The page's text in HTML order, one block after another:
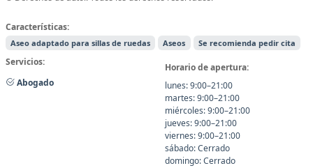
Características:
Aseo adaptado para sillas de ruedas Aseos Se recomienda pedir cita
Servicios:
Abogado
Horario de apertura:
lunes: 9:00–21:00
martes: 9:00–21:00
miércoles: 9:00–21:00
jueves: 9:00–21:00
viernes: 9:00–21:00
sábado: Cerrado
domingo: Cerrado